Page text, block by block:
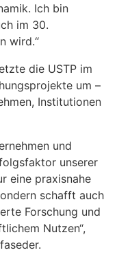
Ich bin
im 30.
wird.“
die USTP im
um –
Institutionen
und
unserer
eine praxisnahe
schafft auch
Forschung und
Nutzen“,